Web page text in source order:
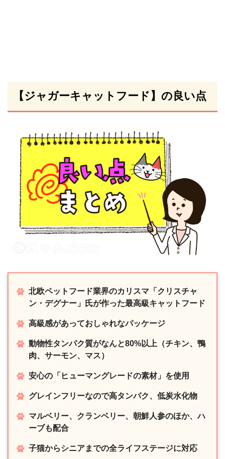
【ジャガーキャットフード】の良い点
北欧ペットフード業界のカリスマ「クリスチャ
ン・デグナー」氏が作った最高級キャットフード
高級感があっておしゃれなパッケージ
動物性タンパク質がなんと80%以上（チキン、鴨
肉、サーモン、マス）
安心の「ヒューマングレードの素材」を使用
グレインフリーなので高タンパク、低炭水化物
マルベリー、クランベリー、朝鮮人参のほか、ハ
ーブも配合
子猫からシニアまでの全ライフステージに対応